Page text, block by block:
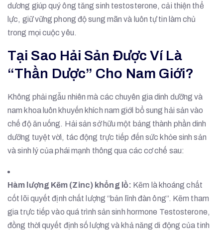
dương giúp quý ông tăng sinh testosterone, cải thiện thể
lực, giữ vững phong độ sung mãn và luôn tự tin làm chủ
trong mọi cuộc yêu.
Tại Sao Hải Sản Được Ví Là
“Thần Dược” Cho Nam Giới?
Không phải ngẫu nhiên mà các chuyên gia dinh dưỡng và
nam khoa luôn khuyến khích nam giới bổ sung hải sản vào
chế độ ăn uống. Hải sản sở hữu một bảng thành phần dinh
dưỡng tuyệt vời, tác động trực tiếp đến sức khỏe sinh sản
và sinh lý của phái mạnh thông qua các cơ chế sau:
Hàm lượng Kẽm (Zinc) khổng lồ: Kẽm là khoáng chất
cốt lõi quyết định chất lượng “bản lĩnh đàn ông”. Kẽm tham
gia trực tiếp vào quá trình sản sinh hormone Testosterone,
đồng thời quyết định số lượng và khả năng di động của tinh